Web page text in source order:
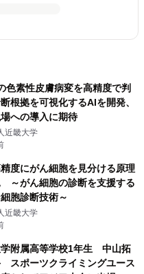
色素性皮膚病変を高精度で判
根拠を可視化するAIを開発、
への導入に期待
近畿大学
度にがん細胞を見分ける原理
～がん細胞の診断を支援する
胞診断技術～
近畿大学
附属高等学校1年生 中山拓
スポーツクライミングユース